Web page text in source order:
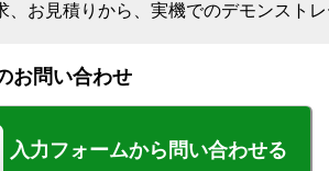
、お見積りから、実機でのデモンスト
お問い合わせ
入力フォームから問い合わせる